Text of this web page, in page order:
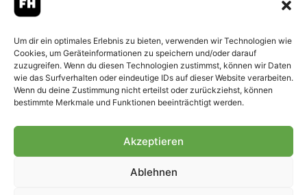
Um dir ein optimales Erlebnis zu bieten, verwenden wir Technologien wie
Cookies, um Geräteinformationen zu speichern und/oder darauf
zuzugreifen. Wenn du diesen Technologien zustimmst, können wir Daten
wie das Surfverhalten oder eindeutige IDs auf dieser Website verarbeiten.
Wenn du deine Zustimmung nicht erteilst oder zurückziehst, können
bestimmte Merkmale und Funktionen beeinträchtigt werden.
Akzeptieren
Ablehnen
© 2007-2026 Fohlen-Hautnah.de
– Alle rechte vorbehalten.
Fohlen-Hautnah.de ist ein
offiziell eingetragenes Magazin